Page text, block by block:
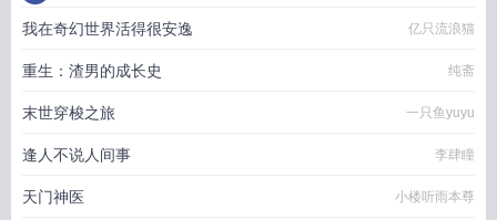
我在奇幻世界活得很安逸 亿只流浪猫
重生：渣男的成长史 纯斋
末世穿梭之旅 一只鱼yuyu
逢人不说人间事 李肆瞳
天门神医 小楼听雨本尊